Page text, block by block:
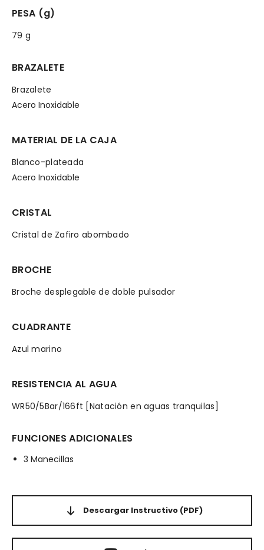
PESA (g)
79 g
BRAZALETE
Brazalete
Acero Inoxidable
MATERIAL DE LA CAJA
Blanco-plateada
Acero Inoxidable
CRISTAL
Cristal de Zafiro abombado
BROCHE
Broche desplegable de doble pulsador
CUADRANTE
Azul marino
RESISTENCIA AL AGUA
WR50/5Bar/166ft [Natación en aguas tranquilas]
FUNCIONES ADICIONALES
3 Manecillas
Descargar Instructivo (PDF)